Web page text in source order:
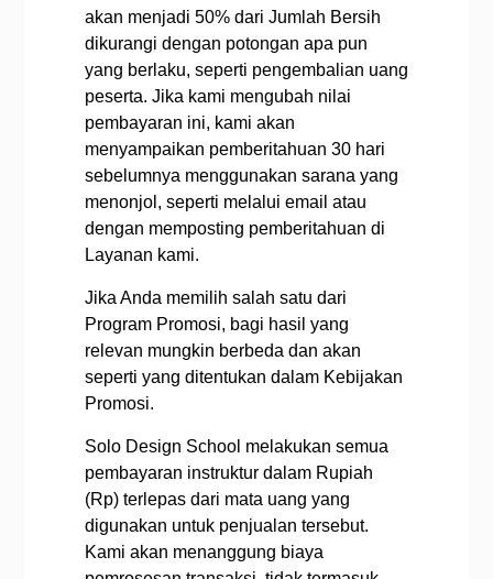
akan menjadi 50% dari Jumlah Bersih
dikurangi dengan potongan apa pun
yang berlaku, seperti pengembalian uang
peserta. Jika kami mengubah nilai
pembayaran ini, kami akan
menyampaikan pemberitahuan 30 hari
sebelumnya menggunakan sarana yang
menonjol, seperti melalui email atau
dengan memposting pemberitahuan di
Layanan kami.
Jika Anda memilih salah satu dari
Program Promosi, bagi hasil yang
relevan mungkin berbeda dan akan
seperti yang ditentukan dalam Kebijakan
Promosi.
Solo Design School melakukan semua
pembayaran instruktur dalam Rupiah
(Rp) terlepas dari mata uang yang
digunakan untuk penjualan tersebut.
Kami akan menanggung biaya